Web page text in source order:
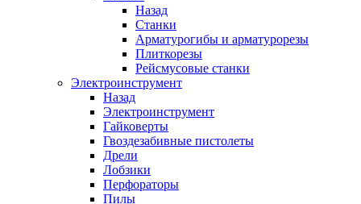
Назад
Станки
Арматурогибы и арматурорезы
Плиткорезы
Рейсмусовые станки
Электроинструмент
Назад
Электроинструмент
Гайковерты
Гвоздезабивные пистолеты
Дрели
Лобзики
Перфораторы
Пилы